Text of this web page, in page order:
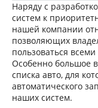
Наряду с
систем к
нашей компании
позволяющих
пользоваться
Особенно большое
списка авто, для
автоматического
наших систем.